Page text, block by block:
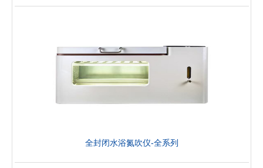
全封闭水浴氮吹仪-全系列